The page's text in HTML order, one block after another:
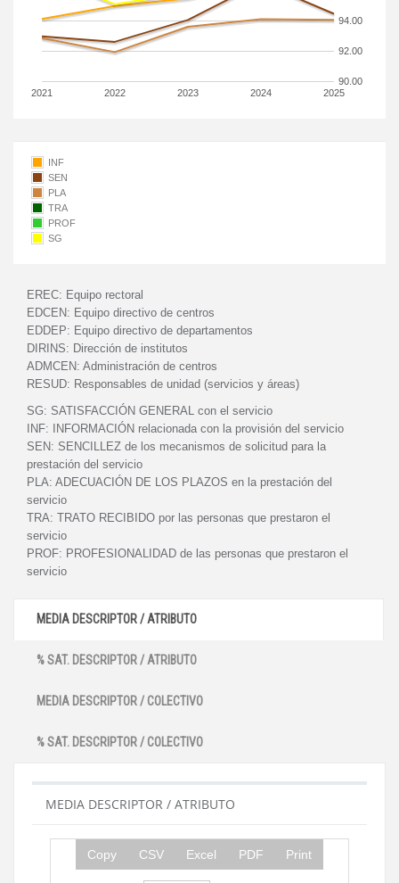
2021 2022 2023 2024 2025
90.00
92.00
94.00
INF
SEN
PLA
TRA
PROF
SG
EREC: Equipo rectoral
EDCEN: Equipo directivo de centros
EDDEP: Equipo directivo de departamentos
DIRINS: Dirección de institutos
ADMCEN: Administración de centros
RESUD: Responsables de unidad (servicios y áreas)
SG: SATISFACCIÓN GENERAL con el servicio
INF:
INFORMACIÓN relacionada con la provisión del servicio
SEN: SENCILLEZ de los mecanismos de solicitud para la
prestación del servicio
PLA: ADECUACIÓN DE LOS PLAZOS en la prestación del
servicio
TRA: TRATO RECIBIDO por las personas que prestaron el
servicio
PROF: PROFESIONALIDAD de las personas que prestaron el
servicio
MEDIA DESCRIPTOR / ATRIBUTO
% SAT. DESCRIPTOR / ATRIBUTO
MEDIA DESCRIPTOR / COLECTIVO
% SAT. DESCRIPTOR / COLECTIVO
MEDIA DESCRIPTOR / ATRIBUTO
Copy CSV Excel PDF Print